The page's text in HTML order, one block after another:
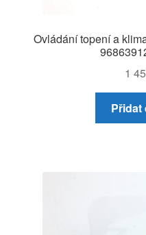
Ovládání topení a
1
Přidat